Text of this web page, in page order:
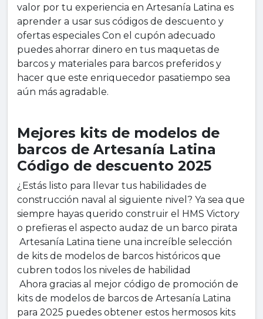
valor por tu experiencia en Artesanía Latina es
aprender a usar sus códigos de descuento y
ofertas especiales Con el cupón adecuado
puedes ahorrar dinero en tus maquetas de
barcos y materiales para barcos preferidos y
hacer que este enriquecedor pasatiempo sea
aún más agradable.
Mejores kits de modelos de
barcos de Artesanía Latina
Código de descuento 2025
¿Estás listo para llevar tus habilidades de
construcción naval al siguiente nivel? Ya sea que
siempre hayas querido construir el HMS Victory
o prefieras el aspecto audaz de un barco pirata
Artesanía Latina tiene una increíble selección
de kits de modelos de barcos históricos que
cubren todos los niveles de habilidad
Ahora gracias al mejor código de promoción de
kits de modelos de barcos de Artesanía Latina
para 2025 puedes obtener estos hermosos kits